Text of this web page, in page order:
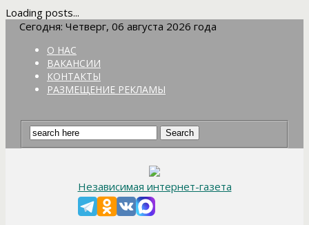
Loading posts...
Сегодня: Четверг, 06 августа 2026 года
О НАС
ВАКАНСИИ
КОНТАКТЫ
РАЗМЕЩЕНИЕ РЕКЛАМЫ
Независимая интернет-газета